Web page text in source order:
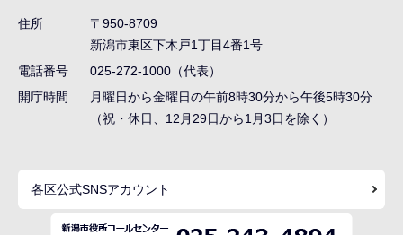
ゲ
シ
ョ
ま
住所
〒950-8709
新潟市東区下木戸1丁目4番1号
電話番号
025-272-1000（代表）
開庁時間
月曜日から金曜日の午前8時30分から午後5時30分
（祝・休日、12月29日から1月3日を除く）
各区公式SNSアカウント